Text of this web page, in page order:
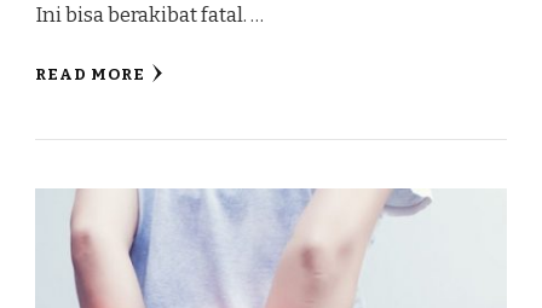
Ini bisa berakibat fatal. …
READ MORE